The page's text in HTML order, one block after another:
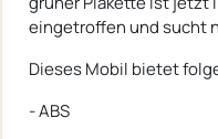
eingetroffen und sucht
Dieses Mobil bietet
- ABS